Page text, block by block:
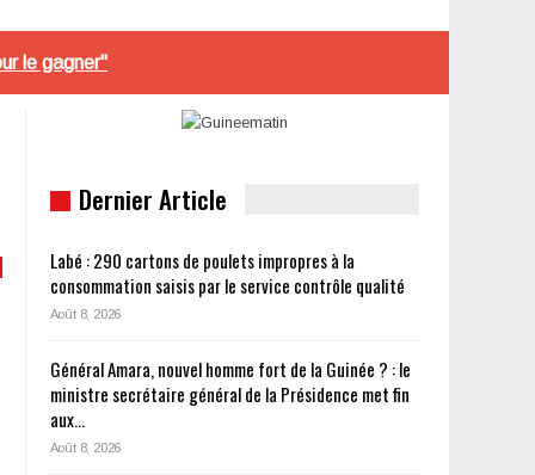
le gagner"
Dernier Article
Labé : 290 cartons de poulets impropres à la
consommation saisis par le service contrôle qualité
Août 8, 2026
Général Amara, nouvel homme fort de la Guinée ? : le
ministre secrétaire général de la Présidence met fin
aux…
Août 8, 2026